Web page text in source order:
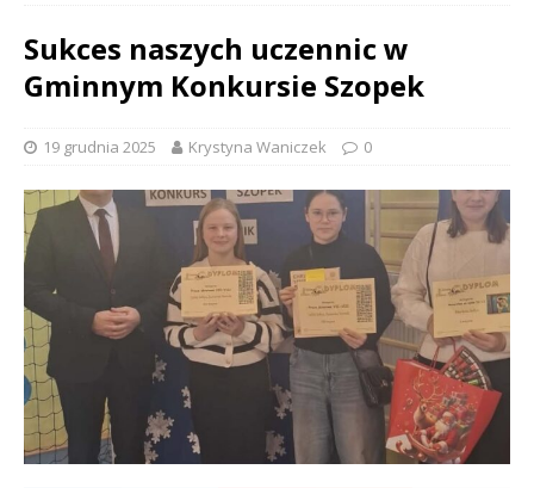
Sukces naszych uczennic w
Gminnym Konkursie Szopek
19 grudnia 2025 Krystyna Waniczek 0